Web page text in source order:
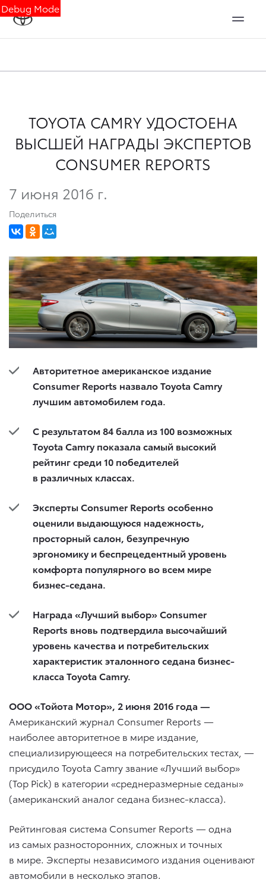
Debug Mode
TOYOTA CAMRY УДОСТОЕНА
ВЫСШЕЙ НАГРАДЫ ЭКСПЕРТОВ
CONSUMER REPORTS
7 июня 2016 г.
Поделиться
Авторитетное американское издание
Consumer Reports назвалоToyota Camry
лучшим автомобилем года.
С результатом 84 балла из 100 возможных
Toyota Camryпоказала самый высокий
рейтинг среди 10 победителей
в различных классах.
ЭкспертыConsumer Reports особенно
оценили выдающуюся надежность,
просторный салон, безупречную
эргономику и беспрецедентный уровень
комфорта популярного во всем мире
бизнес-седана.
Награда «Лучший выбор»Consumer
Reports вновь подтвердила высочайший
уровень качества и потребительских
характеристик эталонного седана бизнес-
класса Toyota Camry.
ООО «Тойота Мотор», 2 июня 2016 года —
Американский журнал Consumer Reports —
наиболее авторитетное в мире издание,
специализирующееся на потребительских тестах, —
присудило Toyota Camry звание «Лучший выбор»
(Top Pick) в категории «среднеразмерные седаны»
(американский аналог седана бизнес-класса).
Рейтинговая система Consumer Reports — одна
из самых разносторонних, сложных и точных
в мире. Эксперты независимого издания оценивают
автомобили в несколько этапов.